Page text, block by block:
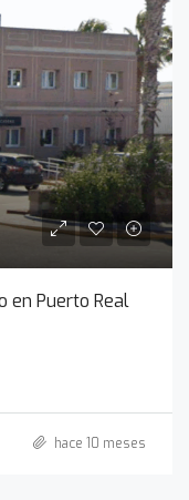
en Puerto Real
hace 10 meses